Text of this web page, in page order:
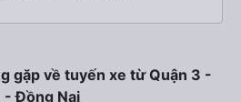
gặp về tuyến xe từ Quận 3 -
- Đồng Nai